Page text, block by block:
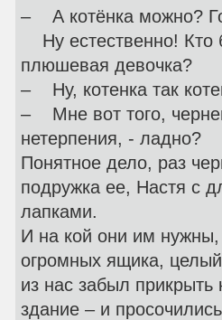
– А котёнка можно?
Ну естественно! Кто
плюшевая девочка?
– Ну, котенка так
– Мне вот того,
нетерпения, - ладно?
Понятное дело, раз
подружка ее, Настя с
лапками.
И на кой они им нужны,
огромных ящика,
из нас забыл прикрыть
здание – и